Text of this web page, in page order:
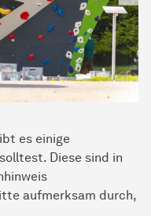
es einige
Diese sind in
aufmerksam durch,